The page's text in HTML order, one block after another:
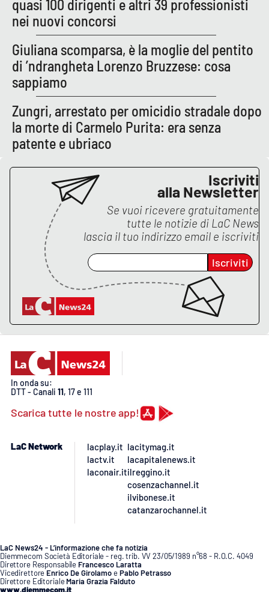
LaC Network
LaC OnAir
EDIZIONI
LOCALI
Catanzaro
Vibo Valentia
Reggio Calabria
Cosenza
Lamezia Terme
PROGETTI
SPECIALI
Buona Sanità Calabria
LA
LAC
NETWORK
quasi 100 dirigenti e altri 39 professionisti
nei nuovi concorsi
Giuliana scomparsa, è la moglie del pentito
di ’ndrangheta Lorenzo Bruzzese: cosa
sappiamo
Zungri, arrestato per omicidio stradale dopo
la morte di Carmelo Purita: era senza
patente e ubriaco
Iscriviti
alla Newsletter
Se vuoi ricevere gratuitamente
tutte le notizie di LaC News
lascia il tuo indirizzo email e iscriviti
Iscriviti
In onda su:
DTT - Canali 11, 17 e 111
Scarica tutte le nostre app!
LaC Network
lacplay.it
lactv.it
laconair.it
lacitymag.it
lacapitalenews.it
ilreggino.it
cosenzachannel.it
ilvibonese.it
catanzarochannel.it
LaC News24 - L’informazione che fa notizia
Diemmecom Società Editoriale - reg. trib. VV 23/05/1989 n°68 - R.O.C. 4049
Direttore Responsabile Francesco Laratta
Vicedirettore Enrico De GirolamoePablo Petrasso
Direttore Editoriale Maria Grazia Falduto
www.diemmecom.it